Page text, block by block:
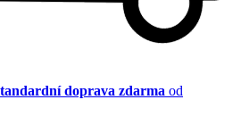
doprava zdarma od